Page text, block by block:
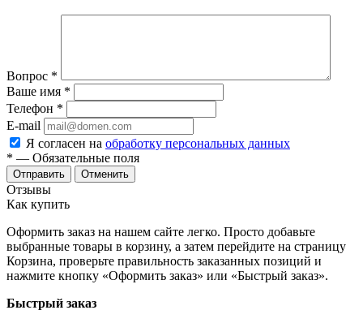
Вопрос *
Ваше имя *
Телефон *
E-mail
Я согласен на обработку персональных данных
* — Обязательные поля
Отменить
Отзывы
Как купить
Оформить заказ на нашем сайте легко. Просто добавьте
выбранные товары в корзину, а затем перейдите на страницу
Корзина, проверьте правильность заказанных позиций и
нажмите кнопку «Оформить заказ» или «Быстрый заказ».
Быстрый заказ